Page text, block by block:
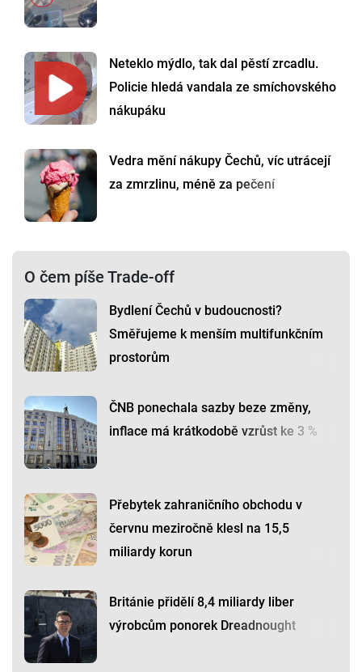
Neteklo mýdlo, tak dal pěstí zrcadlu.
Policie hledá vandala ze smíchovského
nákupáku
Vedra mění nákupy Čechů, víc utrácejí
za zmrzlinu, méně za pečení
O čem píše Trade-off
Bydlení Čechů v budoucnosti?
Směřujeme k menším multifunkčním
prostorům
ČNB ponechala sazby beze změny,
inflace má krátkodobě vzrůst ke 3 %
Přebytek zahraničního obchodu v
červnu meziročně klesl na 15,5
miliardy korun
Británie přidělí 8,4 miliardy liber
výrobcům ponorek Dreadnought